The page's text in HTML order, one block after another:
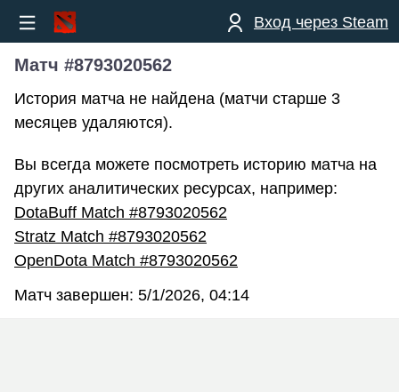
Вход через Steam
Матч #8793020562
История матча не найдена (матчи старше 3
месяцев удаляются).
Вы всегда можете посмотреть историю матча на
других аналитических ресурсах, например:
DotaBuff Match #8793020562
Stratz Match #8793020562
OpenDota Match #8793020562
Матч завершен: 5/1/2026, 04:14